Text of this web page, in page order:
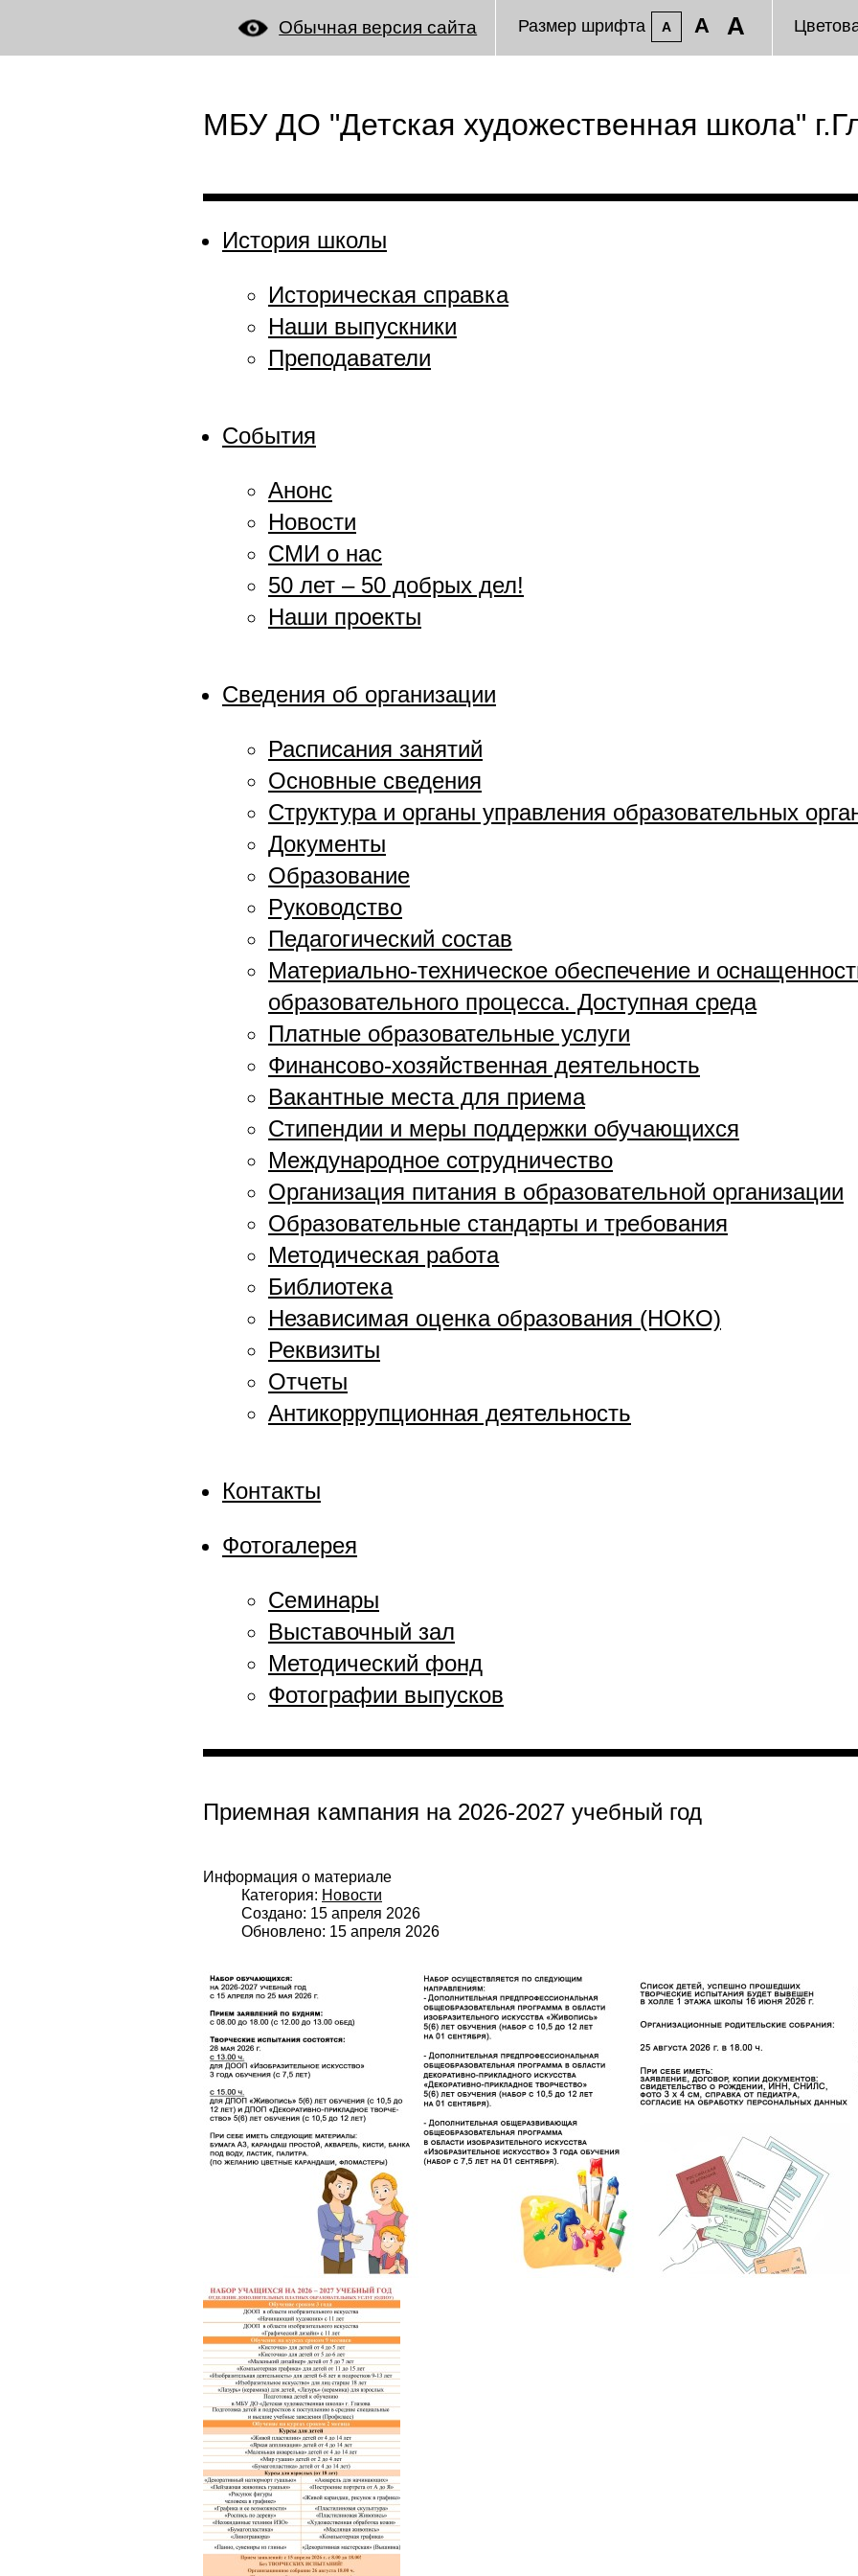
Обычная версия сайта Размер шрифта A A A
МБУ ДО "Детская художественная школа"
История школы
Историческая справка
Наши выпускники
Преподаватели
События
Анонс
Новости
СМИ о нас
50 лет – 50 добрых дел!
Наши проекты
Сведения об организации
Расписания занятий
Основные сведения
Структура и органы управления образовательных
Документы
Образование
Руководство
Педагогический состав
Материально-техническое обеспечение и
образовательного процесса. Доступная среда
Платные образовательные услуги
Финансово-хозяйственная деятельность
Вакантные места для приема
Стипендии и меры поддержки обучающихся
Международное сотрудничество
Организация питания в образовательной организации
Образовательные стандарты и требования
Методическая работа
Библиотека
Независимая оценка образования (НОКО)
Реквизиты
Отчеты
Антикоррупционная деятельность
Контакты
Фотогалерея
Семинары
Выставочный зал
Методический фонд
Фотографии выпусков
Приемная кампания на 2026-2027 учебный год
Информация о материале
Категория: Новости
Создано: 15 апреля 2026
Обновлено: 15 апреля 2026